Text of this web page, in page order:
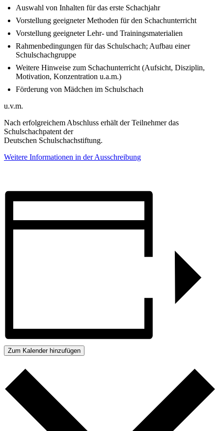
Auswahl von Inhalten für das erste Schachjahr
Vorstellung geeigneter Methoden für den Schachunterricht
Vorstellung geeigneter Lehr- und Trainingsmaterialien
Rahmenbedingungen für das Schulschach; Aufbau einer
Schulschachgruppe
Weitere Hinweise zum Schachunterricht (Aufsicht, Disziplin,
Motivation, Konzentration u.a.m.)
Förderung von Mädchen im Schulschach
u.v.m.
Nach erfolgreichem Abschluss erhält der Teilnehmer das
Schulschachpatent der
Deutschen Schulschachstiftung.
Weitere Informationen in der Ausschreibung
Zum Kalender hinzufügen